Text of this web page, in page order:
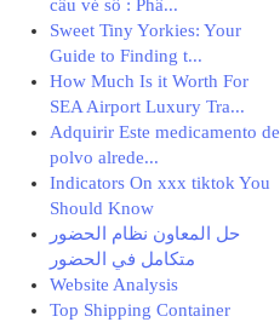
cầu vé số : Phâ...
Sweet Tiny Yorkies: Your
Guide to Finding t...
How Much Is it Worth For
SEA Airport Luxury Tra...
Adquirir Este medicamento de
polvo alrede...
Indicators On xxx tiktok You
Should Know
حل المعاون نظام الحضور
متكامل في الحضور
Website Analysis
Top Shipping Container